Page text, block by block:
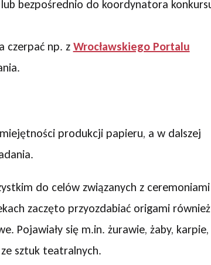
bezpośrednio do koordynatora
czerpać np. z Wrocławskiego Portalu
produkcji papieru, a w dalszej
do celów związanych z ceremoniami
zaczęto przyozdabiać origami również
Pojawiały się m.in. żurawie, żaby, karpie,
sztuk teatralnych.